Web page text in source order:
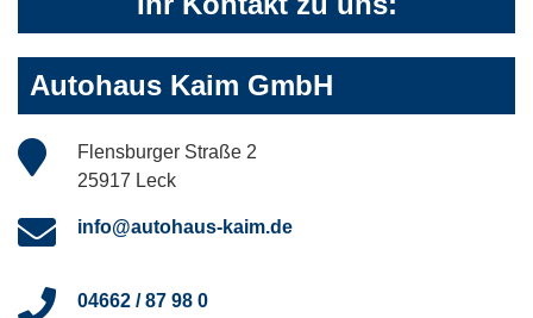
Autohaus Kaim GmbH
Flensburger Straße 2
25917 Leck
info@autohaus-kaim.de
04662 / 87 98 0